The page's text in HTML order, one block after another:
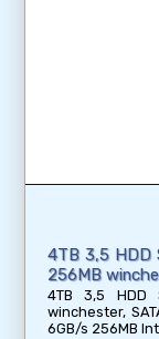
4TB 3,5 HDD
256MB
4TB 3,5 HDD
winchester,
6GB/s 256MB